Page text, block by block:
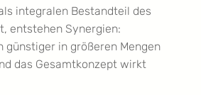
integralen Bestandteil des
entstehen Synergien:
günstiger in größeren Mengen
das Gesamtkonzept wirkt